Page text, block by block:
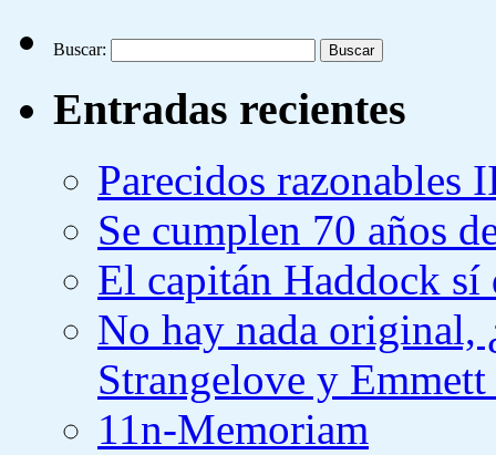
Buscar:
Entradas recientes
Parecidos razonables
Se cumplen 70 años
El capitán Haddock sí
No hay nada original,
Strangelove y
11n-Memoriam